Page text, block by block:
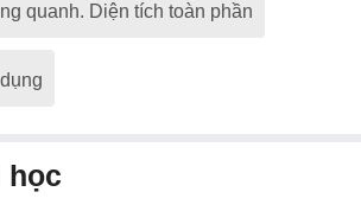
quanh. Diện tích toàn phần
học